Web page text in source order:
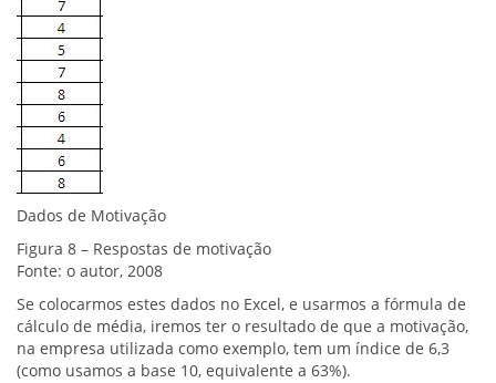
Dados de Motivação
Figura 8 – Respostas de motivação
Fonte: o autor, 2008
Se colocarmos estes dados no Excel, e usarmos a fórmula de
cálculo de média, iremos ter o resultado de que a motivação,
na empresa utilizada como exemplo, tem um índice de 6,3
(como usamos a base 10, equivalente a 63%).